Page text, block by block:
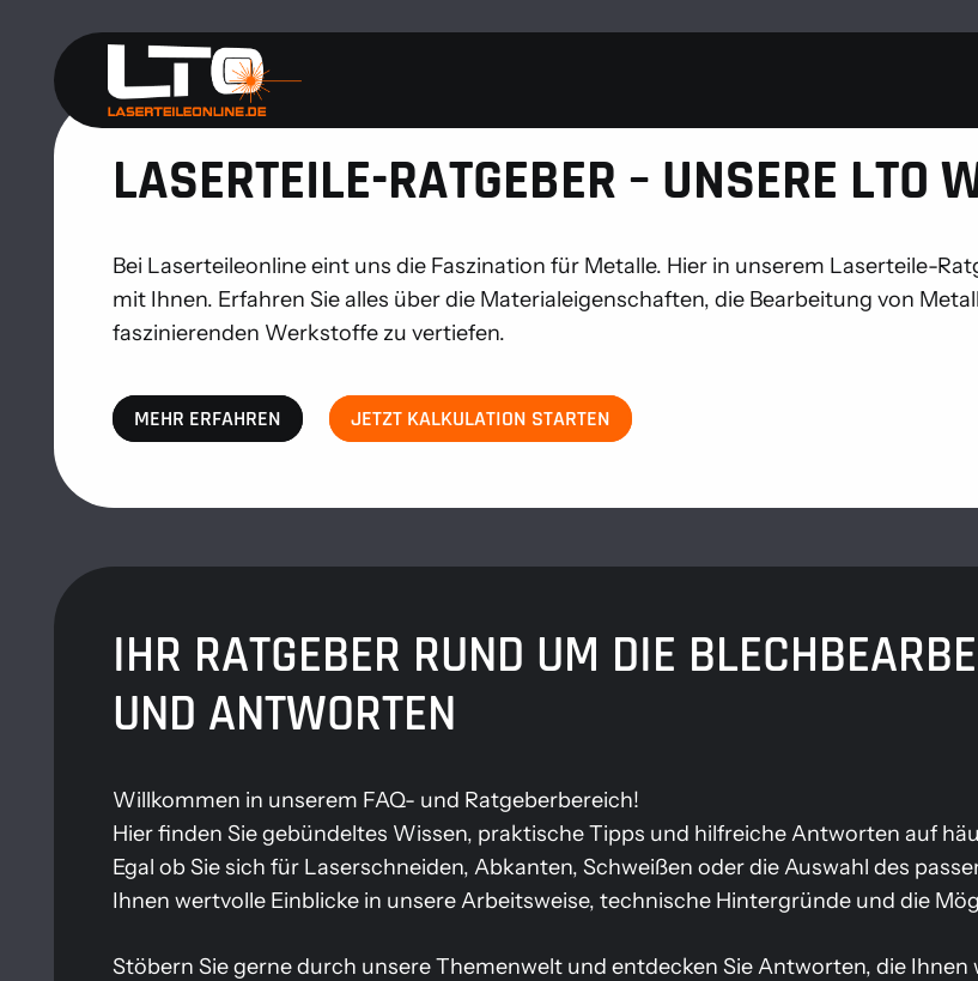
LASERTEILE-RATGEBER – UNSERE LTO
Bei Laserteileonline eint uns die Faszination für Metalle. Hier in unserem Laserteile-
mit Ihnen. Erfahren Sie alles über die Materialeigenschaften, die Bearbeitung von
faszinierenden Werkstoffe zu vertiefen.
MEHR ERFAHREN JETZT KALKULATION STARTEN
IHR RATGEBER RUND UM DIE
UND ANTWORTEN
Willkommen in unserem FAQ- und Ratgeberbereich!
Hier finden Sie gebündeltes Wissen, praktische Tipps und hilfreiche Antworten auf
Egal ob Sie sich für Laserschneiden, Abkanten, Schweißen oder die Auswahl des
Ihnen wertvolle Einblicke in unsere Arbeitsweise, technische Hintergründe und die
Stöbern Sie gerne durch unsere Themenwelt und entdecken Sie Antworten, die